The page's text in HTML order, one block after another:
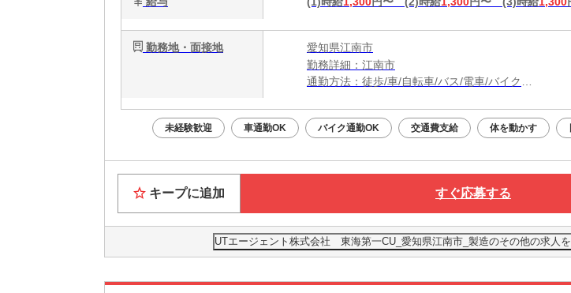
勤務地・面接地
愛知県江南市
勤務詳細：江南市
通勤方法：徒歩/車/自転車/バス/電車/バイク
未経験歓迎 車通勤OK バイク通勤OK 交通費支給 体を動かす
キープに追加 すぐ応募する
UTエージェント株式会社 東海第一CU_愛知県江南市_製造のその他の求人